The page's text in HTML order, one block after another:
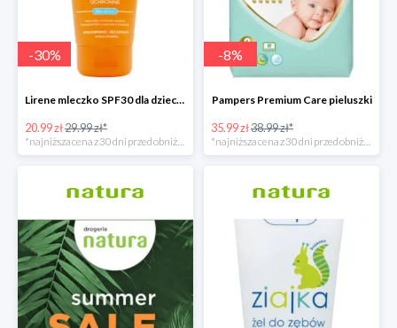
-30%
Lirene mleczko SPF30 dla dzieci 150ml
20.99 zł29.99 zł*
*najniższa cena z 30 dni przed obniżką
-8%
Pampers Premium Care pieluszki
35.99 zł38.99 zł*
*najniższa cena z 30 dni przed obniżką